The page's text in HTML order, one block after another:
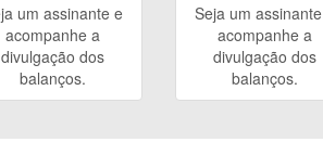
um assinante e
acompanhe a
divulgação dos
balanços.
Seja um
acompanhe a
divulgação dos
balanços.